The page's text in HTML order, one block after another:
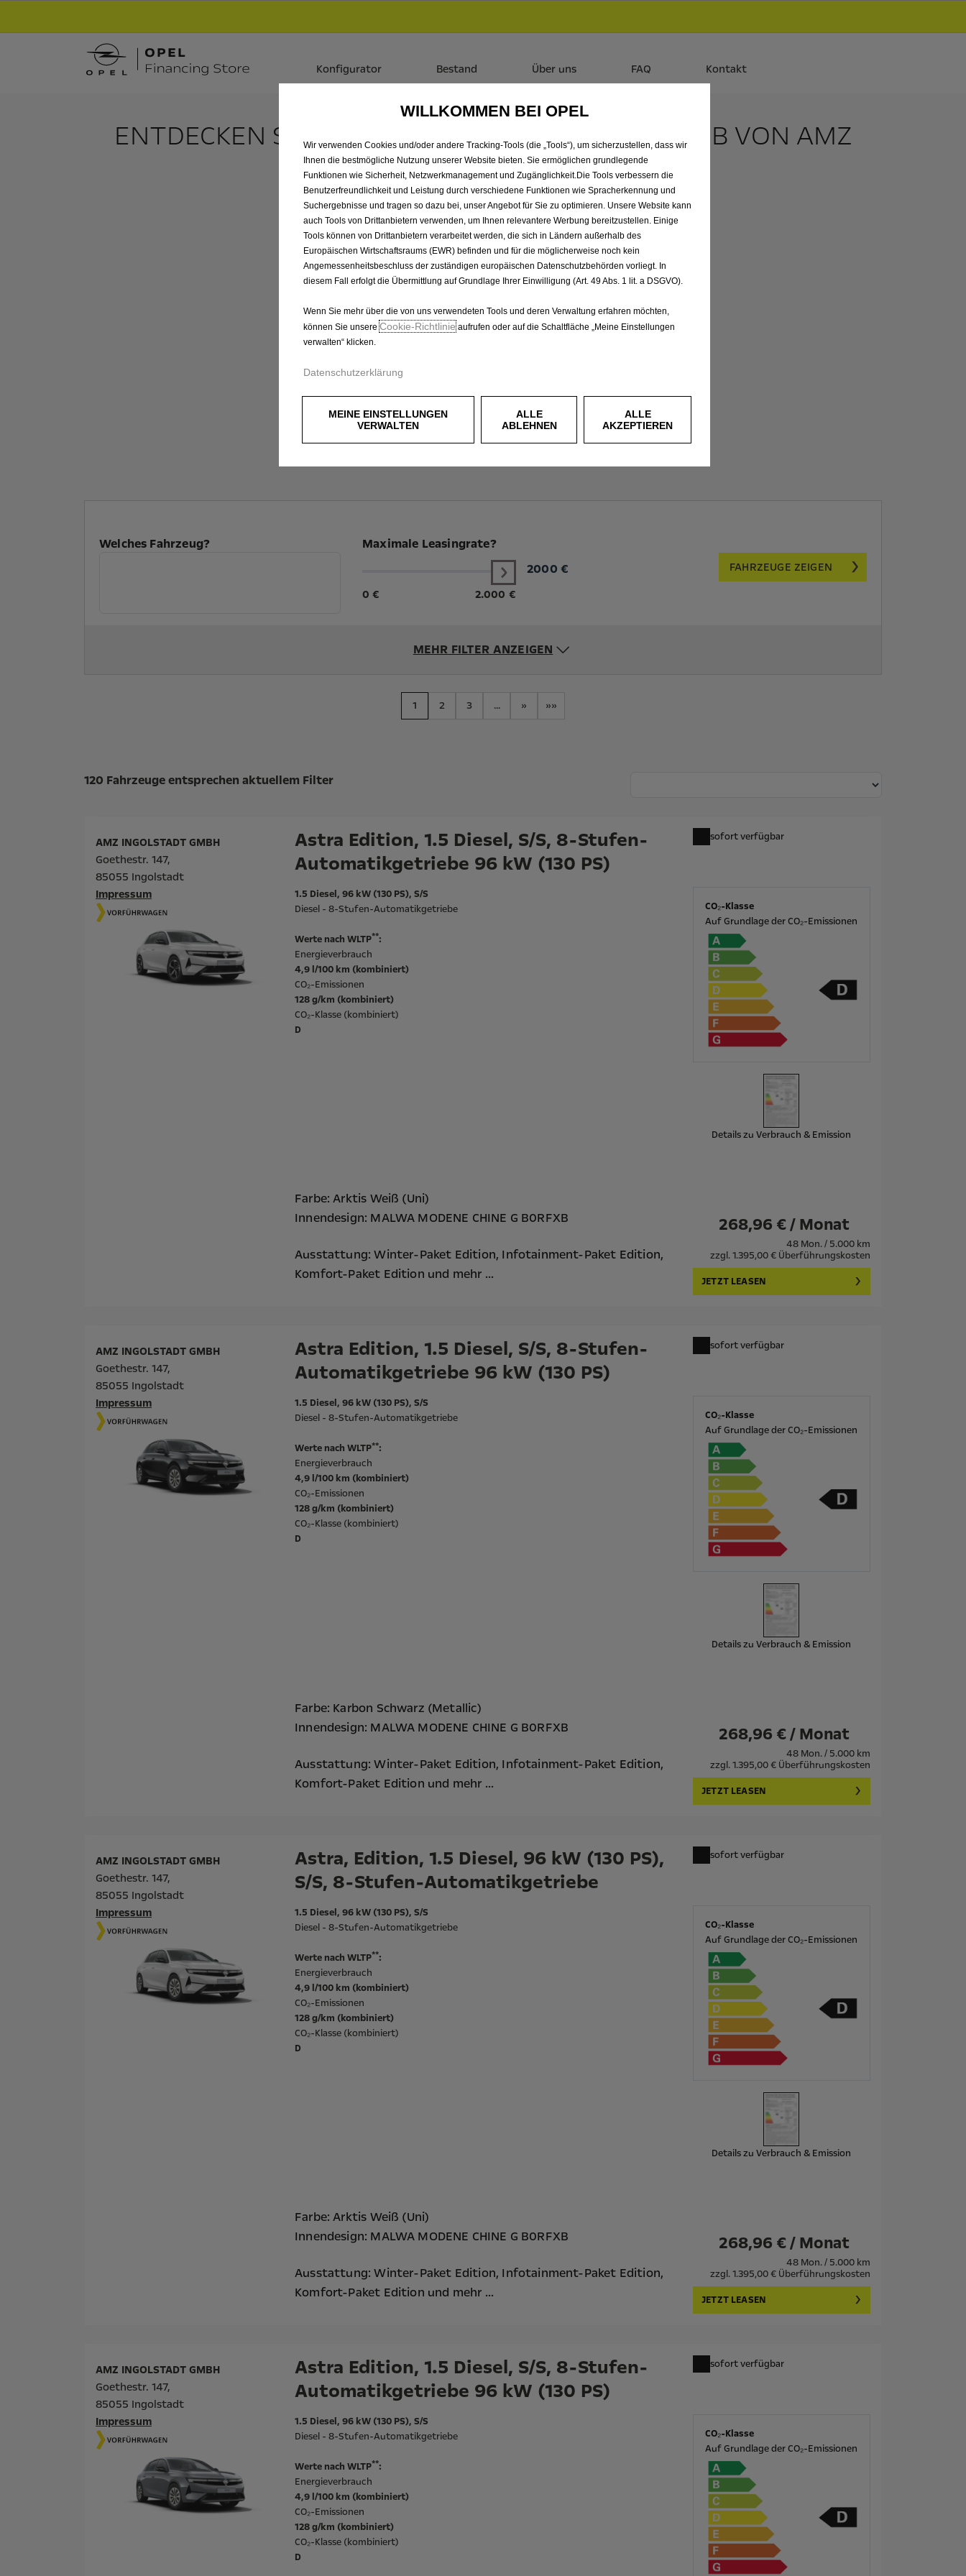
Konfigurator Bestand Über uns FAQ Kontakt
ENTDECKEN SIE ALLE ASTRA MIT DIESEL ANTRIEB VON AMZ
INGOLSTADT GMBH
Welches Fahrzeug? Maximale Leasingrate?
0 € 2.000 €
2000 € FAHRZEUGE ZEIGEN
MEHR FILTER ANZEIGEN
1 2 3 ... » »»
Suchergebnisse
120 Fahrzeuge entsprechen aktuellem Filter
AMZ INGOLSTADT GMBH
Goethestr. 147,
85055 Ingolstadt
Impressum
Astra Edition, 1.5 Diesel, S/S, 8-Stufen-
Automatikgetriebe 96 kW (130 PS)
sofort verfügbar
1.5 Diesel, 96 kW (130 PS), S/S
Diesel - 8-Stufen-Automatikgetriebe
Werte nach WLTP**:
Energieverbrauch
4,9 l/100 km (kombiniert)
CO₂-Emissionen
128 g/km (kombiniert)
CO₂-Klasse (kombiniert)
D
CO₂-Klasse
Auf Grundlage der CO₂-Emissionen
Details zu Verbrauch & Emission
Farbe: Arktis Weiß (Uni)
Innendesign: MALWA MODENE CHINE G B0RFXB
Ausstattung: Winter-Paket Edition, Infotainment-Paket Edition,
Komfort-Paket Edition und mehr ...
268,96 € / Monat
48 Mon. / 5.000 km
zzgl. 1.395,00 € Überführungskosten
JETZT LEASEN
AMZ INGOLSTADT GMBH
Goethestr. 147,
85055 Ingolstadt
Impressum
Astra Edition, 1.5 Diesel, S/S, 8-Stufen-
Automatikgetriebe 96 kW (130 PS)
sofort verfügbar
1.5 Diesel, 96 kW (130 PS), S/S
Diesel - 8-Stufen-Automatikgetriebe
Werte nach WLTP**:
Energieverbrauch
4,9 l/100 km (kombiniert)
CO₂-Emissionen
128 g/km (kombiniert)
CO₂-Klasse (kombiniert)
D
CO₂-Klasse
Auf Grundlage der CO₂-Emissionen
Details zu Verbrauch & Emission
Farbe: Karbon Schwarz (Metallic)
Innendesign: MALWA MODENE CHINE G B0RFXB
Ausstattung: Winter-Paket Edition, Infotainment-Paket Edition,
Komfort-Paket Edition und mehr ...
268,96 € / Monat
48 Mon. / 5.000 km
zzgl. 1.395,00 € Überführungskosten
JETZT LEASEN
AMZ INGOLSTADT GMBH
Goethestr. 147,
85055 Ingolstadt
Impressum
Astra, Edition, 1.5 Diesel, 96 kW (130 PS),
S/S, 8-Stufen-Automatikgetriebe
sofort verfügbar
1.5 Diesel, 96 kW (130 PS), S/S
Diesel - 8-Stufen-Automatikgetriebe
Werte nach WLTP**:
Energieverbrauch
4,9 l/100 km (kombiniert)
CO₂-Emissionen
128 g/km (kombiniert)
CO₂-Klasse (kombiniert)
D
CO₂-Klasse
Auf Grundlage der CO₂-Emissionen
Details zu Verbrauch & Emission
Farbe: Arktis Weiß (Uni)
Innendesign: MALWA MODENE CHINE G B0RFXB
Ausstattung: Winter-Paket Edition, Infotainment-Paket Edition,
Komfort-Paket Edition und mehr ...
268,96 € / Monat
48 Mon. / 5.000 km
zzgl. 1.395,00 € Überführungskosten
JETZT LEASEN
AMZ INGOLSTADT GMBH
Goethestr. 147,
85055 Ingolstadt
Impressum
Astra Edition, 1.5 Diesel, S/S, 8-Stufen-
Automatikgetriebe 96 kW (130 PS)
sofort verfügbar
1.5 Diesel, 96 kW (130 PS), S/S
Diesel - 8-Stufen-Automatikgetriebe
Werte nach WLTP**:
Energieverbrauch
4,9 l/100 km (kombiniert)
CO₂-Emissionen
128 g/km (kombiniert)
CO₂-Klasse (kombiniert)
D
CO₂-Klasse
Auf Grundlage der CO₂-Emissionen
WILLKOMMEN BEI OPEL
Wir verwenden Cookies und/oder andere Tracking-Tools (die „Tools“), um sicherzustellen, dass wir
Ihnen die bestmögliche Nutzung unserer Website bieten. Sie ermöglichen grundlegende
Funktionen wie Sicherheit, Netzwerkmanagement und Zugänglichkeit.Die Tools verbessern die
Benutzerfreundlichkeit und Leistung durch verschiedene Funktionen wie Spracherkennung und
Suchergebnisse und tragen so dazu bei, unser Angebot für Sie zu optimieren. Unsere Website kann
auch Tools von Drittanbietern verwenden, um Ihnen relevantere Werbung bereitzustellen. Einige
Tools können von Drittanbietern verarbeitet werden, die sich in Ländern außerhalb des
Europäischen Wirtschaftsraums (EWR) befinden und für die möglicherweise noch kein
Angemessenheitsbeschluss der zuständigen europäischen Datenschutzbehörden vorliegt. In
diesem Fall erfolgt die Übermittlung auf Grundlage Ihrer Einwilligung (Art. 49 Abs. 1 lit. a DSGVO).
Wenn Sie mehr über die von uns verwendeten Tools und deren Verwaltung erfahren möchten,
können Sie unsereCookie‑Richtlinieaufrufen oder auf die Schaltfläche „Meine Einstellungen
verwalten“ klicken.
Datenschutzerklärung
MEINE EINSTELLUNGEN
VERWALTEN
ALLE
AKZEPTIEREN
ALLE
ABLEHNEN